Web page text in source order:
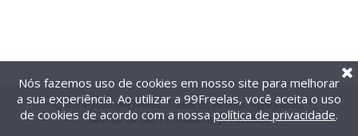
@2014-2026 99Freelas. Todos os direitos reservados.
Termos de uso| Política de privacidade
Nós fazemos uso de cookies em nosso site para melhorar
a sua experiência. Ao utilizar a 99Freelas, você aceita o uso
de cookies de acordo com a nossa política de privacidade.